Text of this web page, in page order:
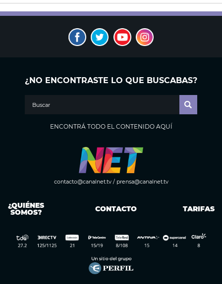
¿NO ENCONTRASTE LO QUE BUSCABAS?
ENCONTRÁ TODO EL CONTENIDO AQUÍ
contacto@canalnet.tv/ prensa@canalnet.tv
¿QUIÉNES
SOMOS? CONTACTO TARIFAS